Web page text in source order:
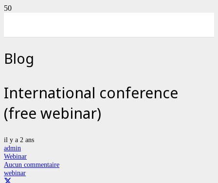
Blog
International conference
(free webinar)
il y a 2 ans
admin
Webinar
Aucun commentaire
webinar